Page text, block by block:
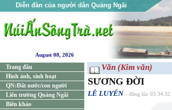
Diễn đàn của người dân Quảng Ngãi
August 08, 2026
Trang đầu
Hình ảnh, sinh hoạt
QN:Đất nước/con người
Liên trường Quảng Ngãi
Biên khảo
Văn (Kim văn)
SƯƠNG ĐỜI
LÊ LUYẾN - đăng lúc 03:34:32